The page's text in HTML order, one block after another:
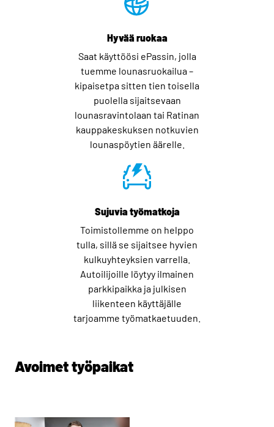
Hyvää ruokaa
Saat käyttöösi ePassin, jolla
tuemme lounasruokailua –
kipaisetpa sitten tien toisella
puolella sijaitsevaan
lounasravintolaan tai Ratinan
kauppakeskuksen notkuvien
lounaspöytien äärelle.
Sujuvia työmatkoja
Toimistollemme on helppo
tulla, sillä se sijaitsee hyvien
kulkuyhteyksien varrella.
Autoilijoille löytyy ilmainen
parkkipaikka ja julkisen
liikenteen käyttäjälle
tarjoamme työmatkaetuuden.
Avoimet työpaikat